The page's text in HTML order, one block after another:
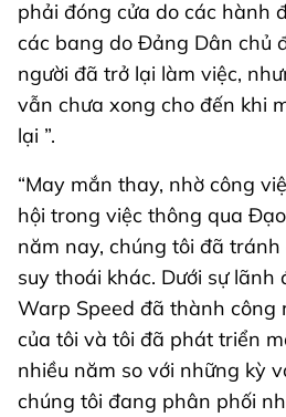
phải đóng cửa do các hành
các bang do Đảng Dân chủ
người đã trở lại làm việc,
vẫn chưa xong cho đến khi
lại ”.
“May mắn thay, nhờ công
hội trong việc thông qua
năm nay, chúng tôi đã
suy thoái khác. Dưới sự lãnh
Warp Speed đã thành công
của tôi và tôi đã phát triển
nhiều năm so với những kỳ
chúng tôi đang phân phối